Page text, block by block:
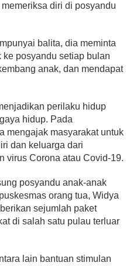
diri di posyandu
balita, dia meminta
posyandu setiap bulan
anak, dan mendapat
perilaku hidup
hidup. Pada
mengajak masyarakat untuk
dan keluarga dari
virus Corona atau Covid-19.
posyandu anak-anak
orang tua, Widya
sejumlah paket
di salah satu pulau terluar
lain bantuan stimulan